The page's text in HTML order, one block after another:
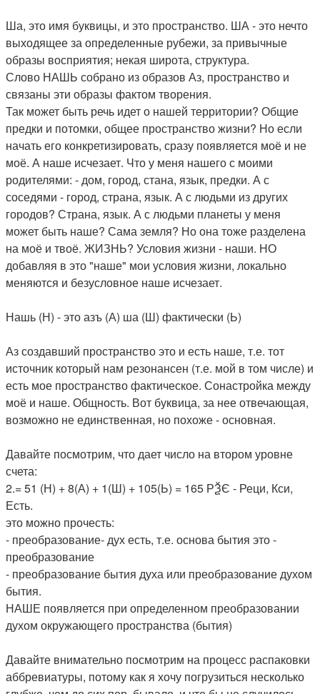
Ша, это имя буквицы, и это пространство. ША - это нечто
выходящее за определенные рубежи, за привычные
образы восприятия; некая широта, структура.
Слово НАШЬ собрано из образов Аз, пространство и
связаны эти образы фактом творения.
Так может быть речь идет о нашей территории? Общие
предки и потомки, общее пространство жизни? Но если
начать его конкретизировать, сразу появляется моё и не
моё. А наше исчезает. Что у меня нашего с моими
родителями: - дом, город, стана, язык, предки. А с
соседями - город, страна, язык. А с людьми из других
городов? Страна, язык. А с людьми планеты у меня
может быть наше? Сама земля? Но она тоже разделена
на моё и твоё. ЖИЗНЬ? Условия жизни - наши. НО
добавляя в это "наше" мои условия жизни, локально
меняются и безусловное наше исчезает.
Нашь (Н) - это азъ (А) ша (Ш) фактически (Ь)
Аз создавший пространство это и есть наше, т.е. тот
источник который нам резонансен (т.е. мой в том числе) и
есть мое пространство фактическое. Сонастройка между
моё и наше. Общность. Вот буквица, за нее отвечающая,
возможно не единственная, но похоже - основная.
Давайте посмотрим, что дает число на втором уровне
счета:
2.= 51 (Н) + 8(А) + 1(Ш) + 105(Ь) = 165 РѮЄ - Реци, Кси,
Есть.
это можно прочесть:
- преобразование- дух есть, т.е. основа бытия это -
преобразование
- преобразование бытия духа или преобразование духом
бытия.
НАШЕ появляется при определенном преобразовании
духом окружающего пространства (бытия)
Давайте внимательно посмотрим на процесс распаковки
аббревиатуры, потому как я хочу погрузиться несколько